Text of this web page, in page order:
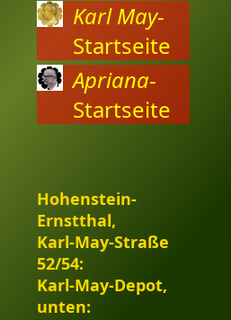
Karl May-
Startseite
Apriana-
Startseite
Hohenstein-
Ernstthal,
Karl-May-Straße
52/54:
Karl-May-Depot,
unten: